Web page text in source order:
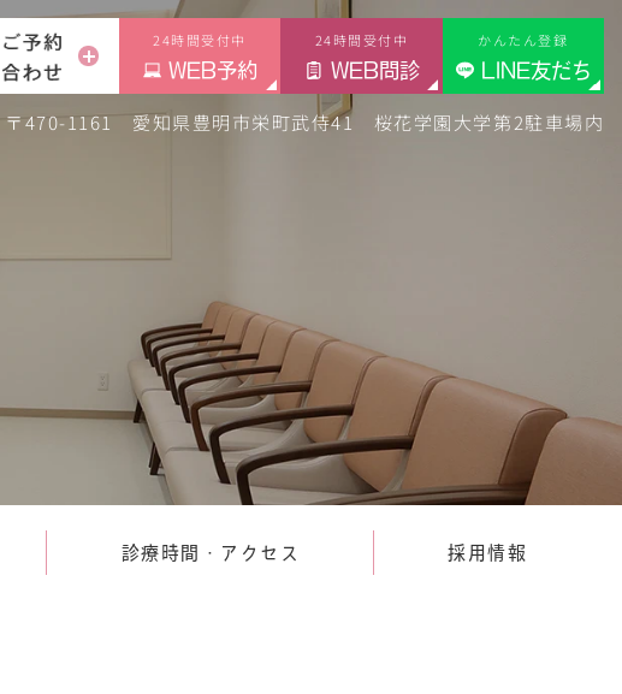
24時間受付中
WEB予約
24時間受付中
WEB問診
かんたん登録
LINE友だち
〒470-1161 愛知県豊明市栄町武侍41 桜花学園大学第2駐車場内
診療時間・アクセス 採用情報